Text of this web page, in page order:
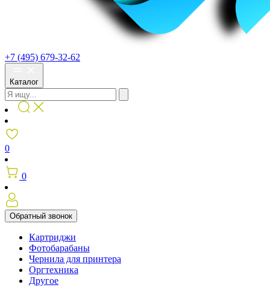
+7 (495) 679-32-62
Каталог
0
0
Обратный звонок
Картриджи
Фотобарабаны
Чернила для принтера
Оргтехника
Другое